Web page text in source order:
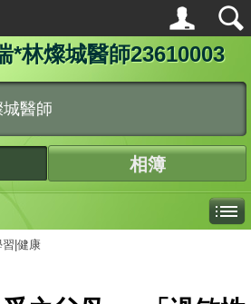
*林燦城醫師23610003
醫師
相簿
習|健康